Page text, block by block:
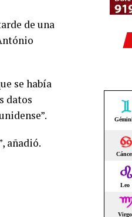
de una
se había
datos
añadió.